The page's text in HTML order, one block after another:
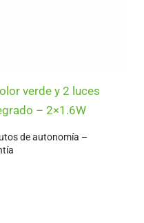
verde y 2 luces
– 2×1.6W
de autonomía –